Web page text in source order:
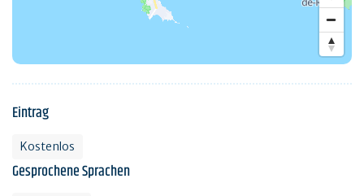
Eintrag
Kostenlos
Gesprochene Sprachen